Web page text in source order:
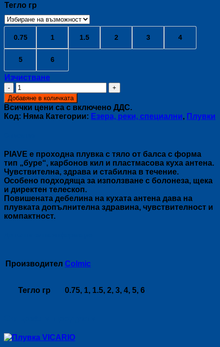
Тегло гр
0.75 1 1.5 2 3 4
5 6
Изчистване
количество
за
Плувка
PIAVE
Добавяне в количката
Всички цени са с включено ДДС.
Код: Няма Категории: Езера, реки, специални, Плувки
PIAVE е проходна плувка с тяло от балса с форма
тип „буре“, карбонов кил и пластмасова куха антена.
Чувствителна, здрава и стабилна в течение.
Особено подходяща за използване с болонеза, щека
и директен телескоп.
Повишената дебелина на кухата антена дава на
плувката допълнителна здравина, чувствителност и
компактност.
Производител Colmic
Тегло гр 0.75, 1, 1.5, 2, 3, 4, 5, 6